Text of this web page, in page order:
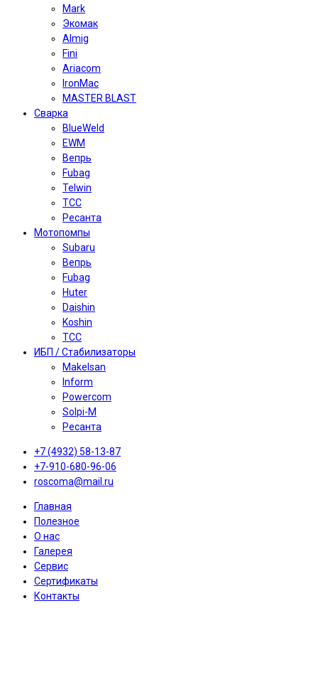
Mark
Экомак
Almig
Fini
Ariacom
IronMac
MASTER BLAST
Сварка
BlueWeld
EWM
Вепрь
Fubag
Telwin
TCC
Ресанта
Мотопомпы
Subaru
Вепрь
Fubag
Huter
Daishin
Koshin
TCC
ИБП / Стабилизаторы
Makelsan
Inform
Powercom
Solpi-M
Ресанта
+7 (4932) 58-13-87
+7-910-680-96-06
roscoma@mail.ru
Главная
Полезное
О нас
Галерея
Сервис
Сертификаты
Контакты